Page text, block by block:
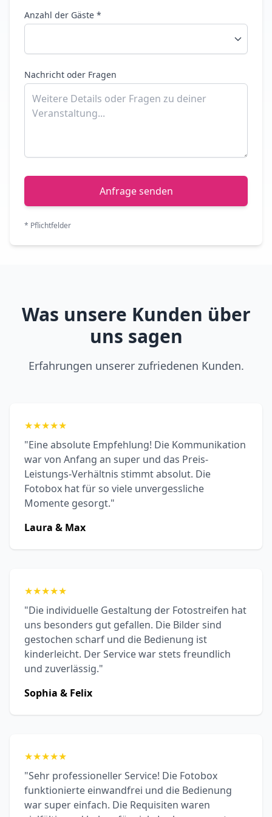
Anzahl der Gäste *
Nachricht oder Fragen
Anfrage senden
* Pflichtfelder
Was unsere Kunden über
uns sagen
Erfahrungen unserer zufriedenen Kunden.
★★★★★
"Eine absolute Empfehlung! Die Kommunikation
war von Anfang an super und das Preis-
Leistungs-Verhältnis stimmt absolut. Die
Fotobox hat für so viele unvergessliche
Momente gesorgt."
Laura & Max
★★★★★
"Die individuelle Gestaltung der Fotostreifen hat
uns besonders gut gefallen. Die Bilder sind
gestochen scharf und die Bedienung ist
kinderleicht. Der Service war stets freundlich
und zuverlässig."
Sophia & Felix
★★★★★
"Sehr professioneller Service! Die Fotobox
funktionierte einwandfrei und die Bedienung
war super einfach. Die Requisiten waren